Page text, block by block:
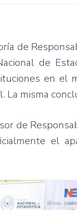
de
de
en el
La misma
de
el